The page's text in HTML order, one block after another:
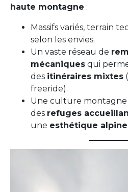
haute montagne :
Massifs variés, terrain
selon les envies.
Un vaste réseau de
mécaniques qui
des itinéraires mixtes
freeride).
Une culture montagne
des refuges
une esthétique